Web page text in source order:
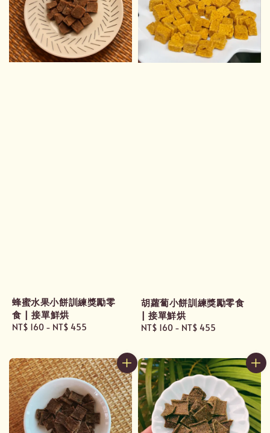
蜂蜜水果小餅訓練獎勵零
食 | 接單鮮烘
Regular
NT$ 160 - NT$ 455
胡蘿蔔小餅訓練獎勵零食
| 接單鮮烘
Regular
NT$ 160 - NT$ 455